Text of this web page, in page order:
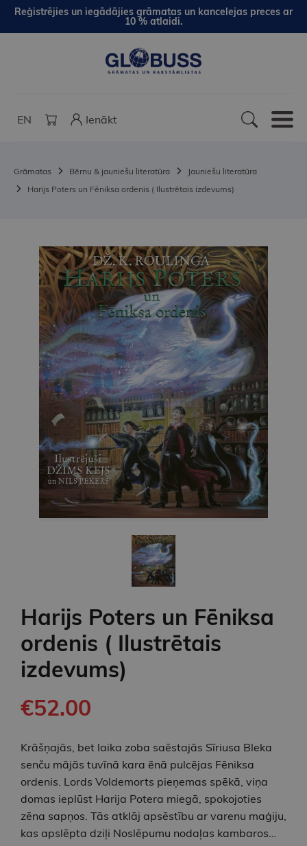
Reģistrējies un iegādājies grāmatas un kancelejas preces ar
10 % atlaidi.
EN Ienākt
Grāmatas Bērnu & jauniešu literatūra
Jauniešu literatūra
Harijs Poters un Fēniksa ordenis ( Ilustrētais izdevums)
Harijs Poters un Fēniksa
ordenis ( Ilustrētais
izdevums)
€52.00
Krāšņajās, bet laika zoba saēstajās Sīriusa Bleka
senču mājās tuvīnā kara ēnā pulcējas Fēniksa
ordenis. Lords Voldemorts pieņemas spēkā, viņa
domas ieplūst Harija Potera miegā, spokojoties
zēna sapņos. Tās atklāj apsēstību ar varenu maģiju,
kas apslēpta dziļi Noslēpumu nodaļas kambaros…